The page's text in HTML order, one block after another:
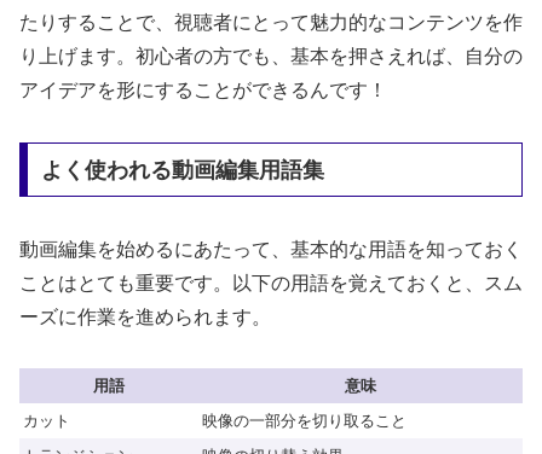
たりすることで、視聴者にとって魅力的なコンテンツを作
り上げます。初心者の方でも、基本を押さえれば、自分の
アイデアを形にすることができるんです！
よく使われる動画編集用語集
動画編集を始めるにあたって、基本的な用語を知っておく
ことはとても重要です。以下の用語を覚えておくと、スム
ーズに作業を進められます。
用語
意味
カット
映像の一部分を切り取ること